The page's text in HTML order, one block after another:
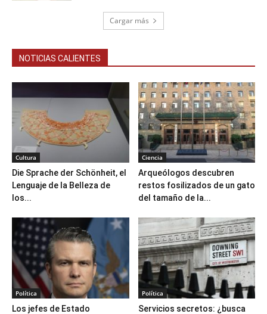
Cargar más
NOTICIAS CALIENTES
Cultura
Die Sprache der Schönheit, el
Lenguaje de la Belleza de
los...
Ciencia
Arqueólogos descubren
restos fosilizados de un gato
del tamaño de la...
Política
Los jefes de Estado
Política
Servicios secretos: ¿busca